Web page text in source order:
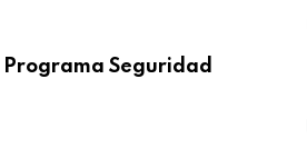
Programa Seguridad